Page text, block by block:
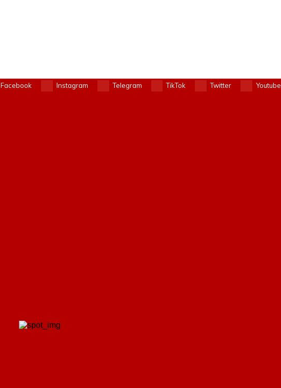
Facebook Instagram Telegram TikTok Twitter Youtube